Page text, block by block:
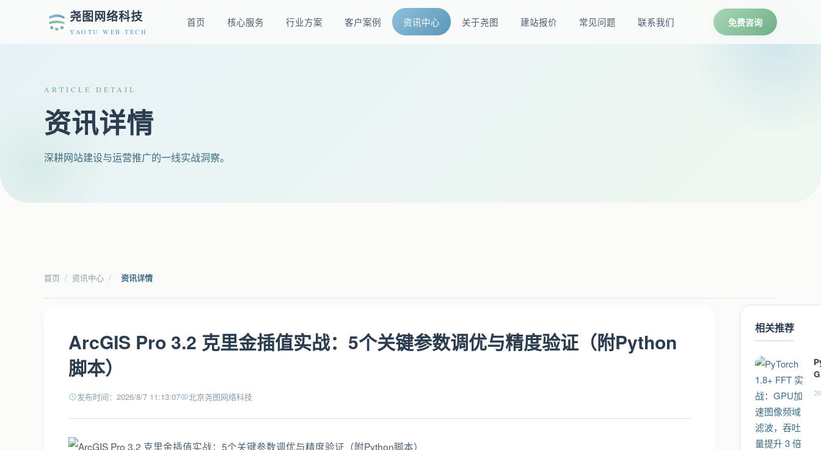
尧图网络科技
YAOTU WEB TECH
首页 核心服务 行业方案 客户案例 资讯中心 关于尧图 建站报价 常见问题 联系我们 免费咨询
ARTICLE DETAIL
资讯详情
深耕网站建设与运营推广的一线实战洞察。
首页 / 资讯中心 / 资讯详情
ArcGIS Pro 3.2 克里金插值实战：5个关键参数调优与精度验证（附Python
脚本）
发布时间：2026/8/7 11:13:07 北京尧图网络科技
相关推荐